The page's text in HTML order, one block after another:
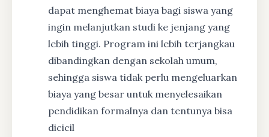
dapat menghemat biaya bagi siswa yang
ingin melanjutkan studi ke jenjang yang
lebih tinggi. Program ini lebih terjangkau
dibandingkan dengan sekolah umum,
sehingga siswa tidak perlu mengeluarkan
biaya yang besar untuk menyelesaikan
pendidikan formalnya dan tentunya bisa
dicicil